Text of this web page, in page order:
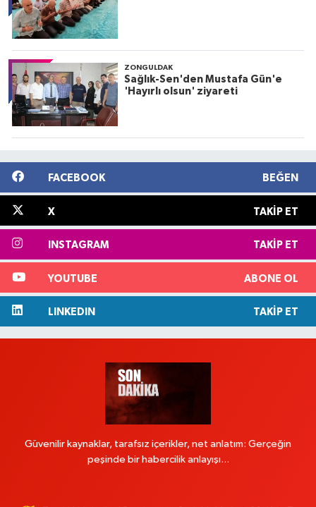
ZONGULDAK
Sağlık-Sen'den Mustafa Gün'e
'Hayırlı olsun' ziyareti
FACEBOOK BEĞEN
X TAKIP ET
INSTAGRAM TAKIP ET
YOUTUBE ABONE OL
LINKEDIN TAKIP ET
Güvenilir kaynaklar, tarafsız içerikler, net anlatım: Gerçeğin
peşinde bir habercilik anlayışı...